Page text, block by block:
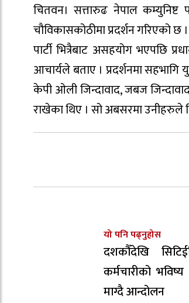
चितवन। सत्तारुढ नेपाल
चौविकासकोठीमा प्रदर्शन गरिएको
पार्टी भित्रैबाट असहयोग भएपछि
आचार्यले बताए । प्रदर्शनमा सहभागि
केपी ओली जिन्दावाद, जबज
राखेका थिए । सो अबसरमा उनीहरुले
यो पनि पढ्नुहोस
दशकौँदेखि
कर्मचारीको
माग्दै आन्दोलन